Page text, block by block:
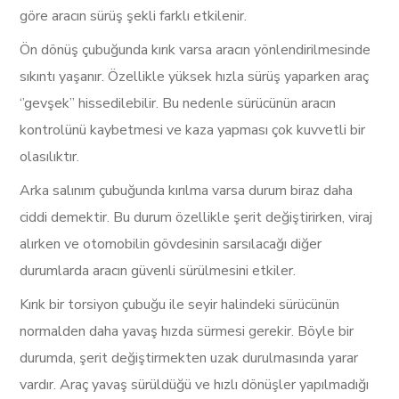
göre aracın sürüş şekli farklı etkilenir.
Ön dönüş çubuğunda kırık varsa aracın yönlendirilmesinde
sıkıntı yaşanır. Özellikle yüksek hızla sürüş yaparken araç
‘’gevşek’’ hissedilebilir. Bu nedenle sürücünün aracın
kontrolünü kaybetmesi ve kaza yapması çok kuvvetli bir
olasılıktır.
Arka salınım çubuğunda kırılma varsa durum biraz daha
ciddi demektir. Bu durum özellikle şerit değiştirirken, viraj
alırken ve otomobilin gövdesinin sarsılacağı diğer
durumlarda aracın güvenli sürülmesini etkiler.
Kırık bir torsiyon çubuğu ile seyir halindeki sürücünün
normalden daha yavaş hızda sürmesi gerekir. Böyle bir
durumda, şerit değiştirmekten uzak durulmasında yarar
vardır. Araç yavaş sürüldüğü ve hızlı dönüşler yapılmadığı